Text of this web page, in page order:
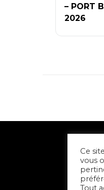
– PORT
2026
Ce
vous
Tout